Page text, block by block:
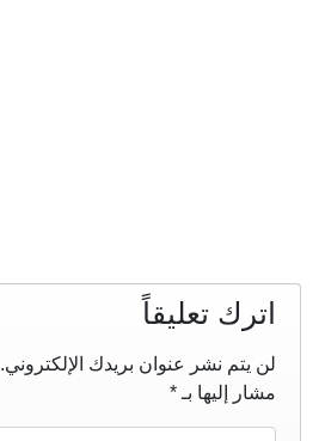
اترك تعليقاً
لن يتم نشر عنوان بريدك الإلكتروني.
مشار إليها بـ *